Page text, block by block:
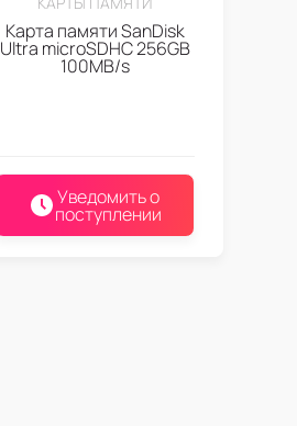
Карта памяти SanDisk
Ultra microSDHC 256GB
100MB/s
Уведомить о
поступлении